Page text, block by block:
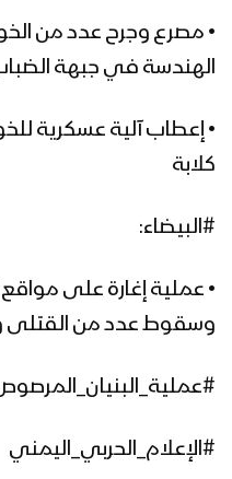
• مصرع وجرح عدد من
الهندسة في جبهة
• إعطاب آلية عسكرية
كلابة
#البيضاء:
• عملية إغارة على
وسقوط عدد من
#الإعلام_الحربي_اليمني